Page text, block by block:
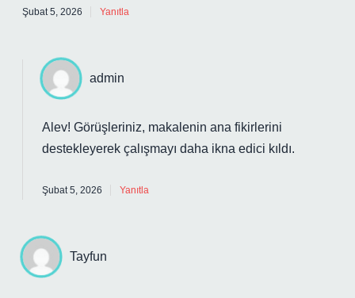
Şubat 5, 2026 Yanıtla
admin
Alev! Görüşleriniz, makalenin ana fikirlerini
destekleyerek çalışmayı daha ikna edici kıldı.
Şubat 5, 2026 Yanıtla
Tayfun